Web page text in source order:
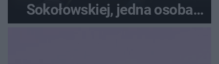
Sokołowskiej, jedna osoba
ranna!